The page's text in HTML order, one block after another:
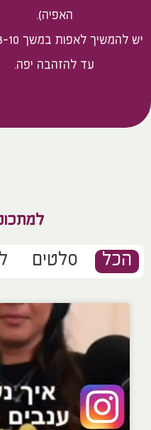
האפיה).
עד להזהבה יפה.
הכל סלטים